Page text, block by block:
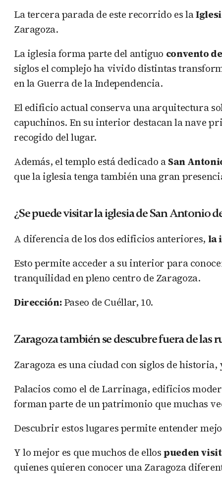
La tercera parada de este recorrido es la
Zaragoza.
La iglesia forma parte del antiguo convento
siglos el complejo ha vivido distintas
en la Guerra de la Independencia.
El edificio actual conserva una arquitectura
capuchinos. En su interior destacan la nave
recogido del lugar.
Además, el templo está dedicado aSan
que la iglesia tenga también una gran
¿Se puede visitar la iglesia de San Antonio
A diferencia de los dos edificios anteriores, la
Esto permite acceder a su interior para
tranquilidad en pleno centro de Zaragoza.
Dirección:Paseo de Cuéllar, 10.
Zaragoza también se descubre fuera de las
Zaragoza es una ciudad con siglos de
Palacios como el de Larrinaga, edificios
forman parte de un patrimonio que muchas
Descubrir estos lugares permite entender
Y lo mejor es que muchos de ellospueden
quienes quieren conocer una Zaragoza